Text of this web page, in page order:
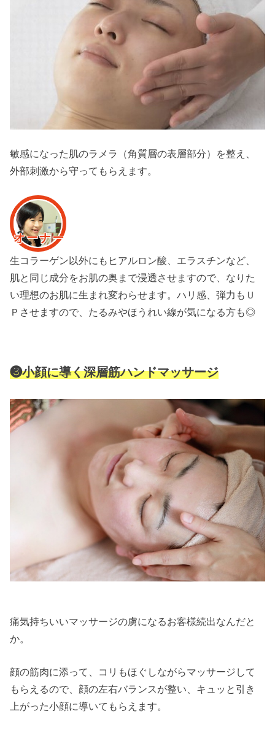
敏感になった肌のラメラ（角質層の表層部分）を整え、
外部刺激から守ってもらえます。
オーナー
生コラーゲン以外にもヒアルロン酸、エラスチンなど、
肌と同じ成分をお肌の奥まで浸透させますので、 なりた
い理想のお肌に生まれ変わらせます。ハリ感、弾力もＵ
Ｐさせますので、たるみやほうれい線が気になる方も◎
❸小顔に導く深層筋ハンドマッサージ
痛気持ちいいマッサージの虜になるお客様続出なんだと
か。
顔の筋肉に添って、コリもほぐしながらマッサージして
もらえるので、 顔の左右バランスが整い、キュッと 引き
上がった小顔に導いてもらえます。